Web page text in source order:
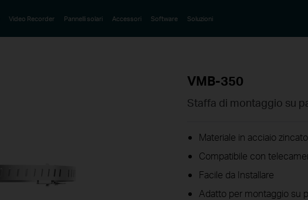
Video Recorder Pannelli solari Accessori Software Soluzioni
VMB-350
Staffa di montaggio su
Materiale in acciaio
Compatibile con
Facile da Installare
Adatto per montaggio su